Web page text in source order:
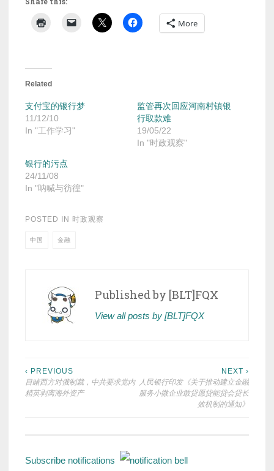
More
Related
支付宝的银行梦
11/12/10
In "工作学习"
监管再次回应河南村镇银
行取款难
19/05/22
In "时政观察"
银行的污点
24/11/08
In "呐喊与彷徨"
POSTED IN 时政观察
中国 金融
Published by [BLT]FQX
View all posts by [BLT]FQX
Post
navigation
‹ PREVIOUS
目睹西方对俄制裁，中共要求党内
精英剥离海外资产
NEXT ›
人民银行印发《关于推动建立金融
服务小微企业敢贷愿贷能贷会贷长
效机制的通知》
Subscribe notifications